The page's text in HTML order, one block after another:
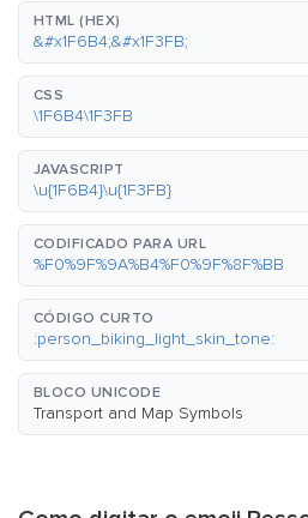
HTML (HEX)
&#x1F6B4;&#x1F3FB;
CSS
\1F6B4\1F3FB
JAVASCRIPT
\u{1F6B4}\u{1F3FB}
CODIFICADO PARA URL
%F0%9F%9A%B4%F0%9F%8F%BB
CÓDIGO CURTO
:person_biking_light_skin_tone:
BLOCO UNICODE
Transport and Map Symbols